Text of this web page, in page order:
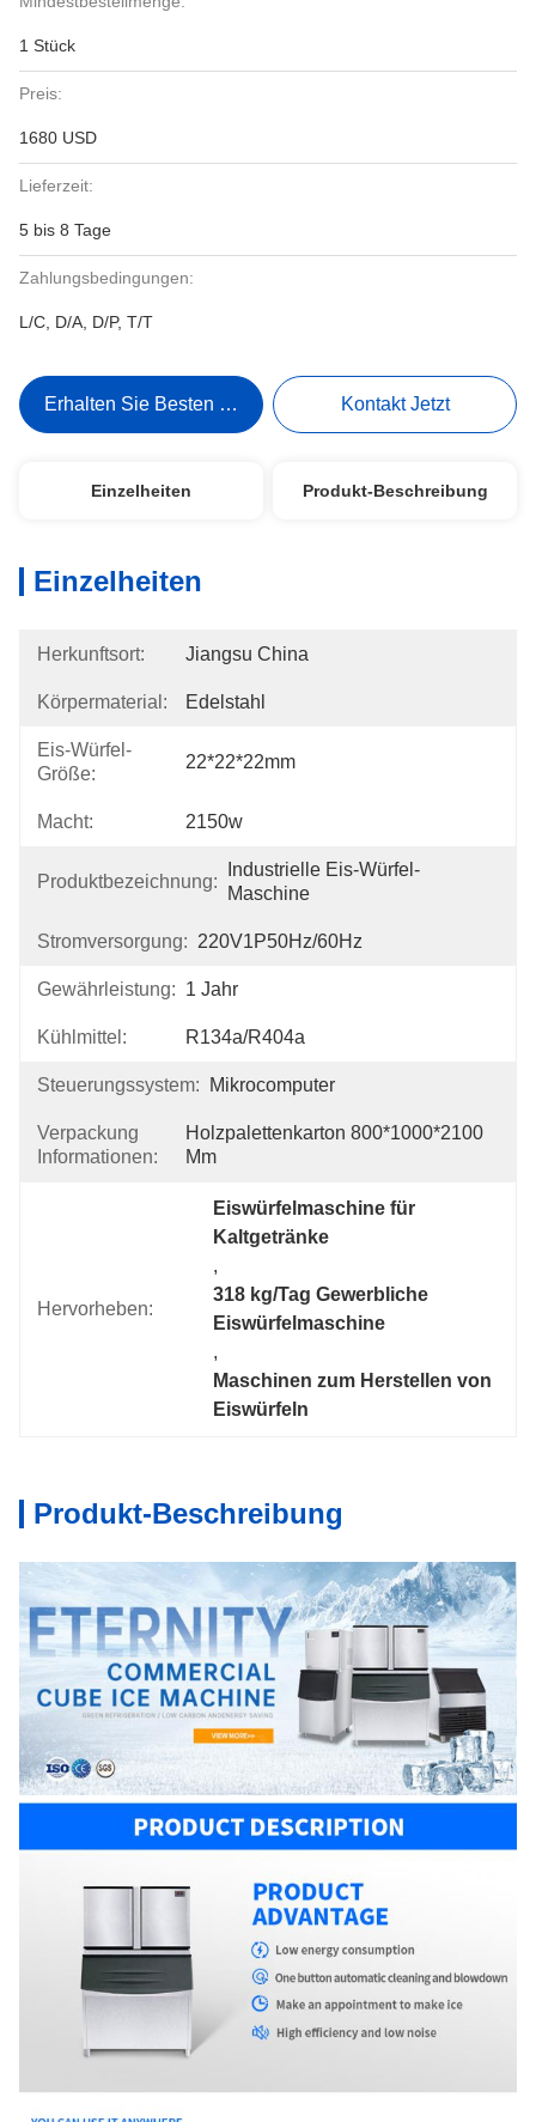
1 Stück
Preis:
1680 USD
Lieferzeit:
5 bis 8 Tage
Zahlungsbedingungen:
L/C, D/A, D/P, T/T
Erhalten Sie Besten Preis Kontakt Jetzt
Einzelheiten Produkt-Beschreibung
Einzelheiten
Herkunftsort: Jiangsu China
Körpermaterial: Edelstahl
Eis-Würfel-
Größe:
22*22*22mm
Macht: 2150w
Produktbezeichnung:
Industrielle Eis-Würfel-
Maschine
Stromversorgung: 220V1P50Hz/60Hz
Gewährleistung: 1 Jahr
Kühlmittel: R134a/R404a
Steuerungssystem: Mikrocomputer
Verpackung
Informationen:
Holzpalettenkarton 800*1000*2100
Mm
Hervorheben:
Eiswürfelmaschine für
Kaltgetränke
,
318 kg/Tag Gewerbliche
Eiswürfelmaschine
,
Maschinen zum Herstellen von
Eiswürfeln
Produkt-Beschreibung